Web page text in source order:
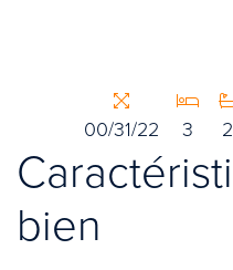
00/31/22 3 2
bien